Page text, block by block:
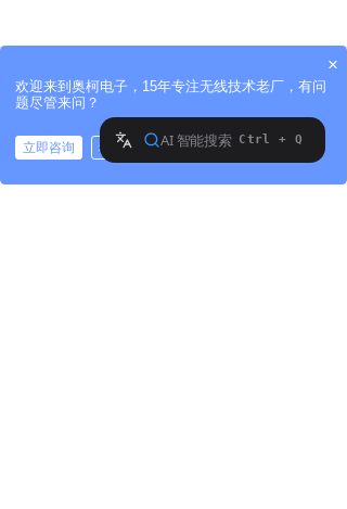
×
欢迎来到奥柯电子，15年专注无线技术老厂，有问
题尽管来问？
立即咨询
稍后再说
拨打电话